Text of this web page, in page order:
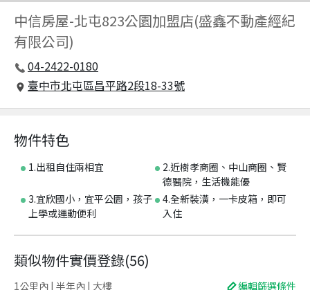
中信房屋-北屯823公園加盟店(盛鑫不動產經紀
有限公司)
04-2422-0180
臺中市北屯區昌平路2段18-33號
物件特色
1.出租自住兩相宜
2.近樹孝商圈、中山商圈、賢
德醫院，生活機能優
3.宜欣國小，宜平公園，孩子
上學或運動便利
4.全新裝潢，一卡皮箱，即可
入住
類似物件實價登錄(56)
1公里內 | 半年內 | 大樓 編輯篩選條件